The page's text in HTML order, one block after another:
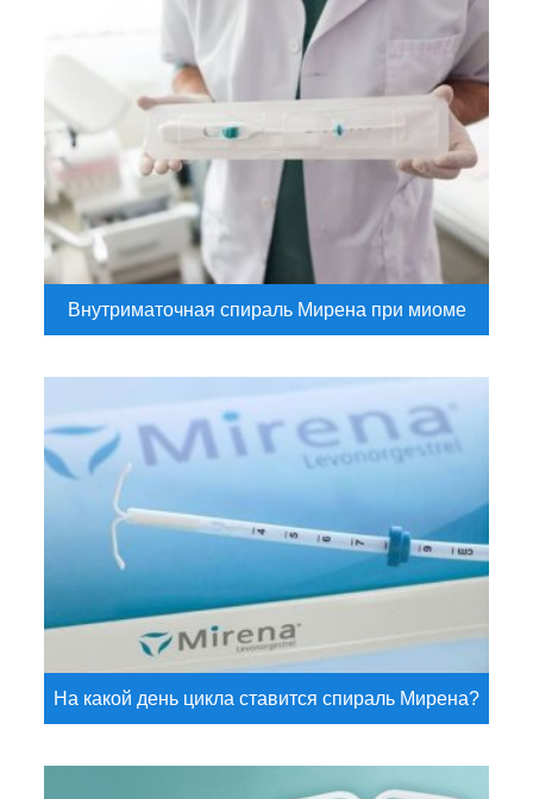
Внутриматочная спираль Мирена при миоме
На какой день цикла ставится спираль Мирена?